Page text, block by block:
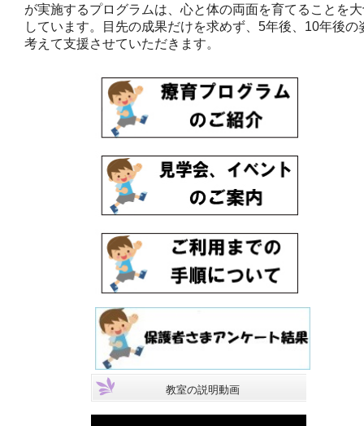
が実施するプログラムは、心と体の両面を育てることを
しています。目先の成果だけを求めず、5年後、10年後の
考えて支援させていただきます。
教室の説明動画